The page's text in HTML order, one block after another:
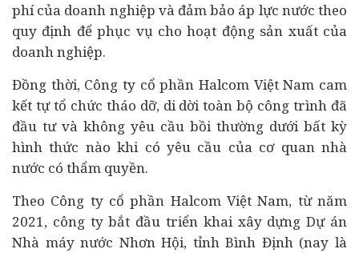
phí của doanh nghiệp và đảm bảo áp lực nước theo
quy định để phục vụ cho hoạt động sản xuất của
doanh nghiệp.
Đồng thời, Công ty cổ phần Halcom Việt Nam cam
kết tự tổ chức tháo dỡ, di dời toàn bộ công trình đã
đầu tư và không yêu cầu bồi thường dưới bất kỳ
hình thức nào khi có yêu cầu của cơ quan nhà
nước có thẩm quyền.
Theo Công ty cổ phần Halcom Việt Nam, từ năm
2021, công ty bắt đầu triển khai xây dựng Dự án
Nhà máy nước Nhơn Hội, tỉnh Bình Định (nay là